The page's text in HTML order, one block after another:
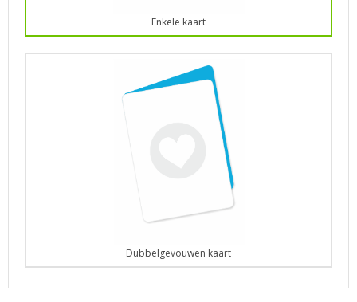
Enkele kaart
Dubbelgevouwen kaart